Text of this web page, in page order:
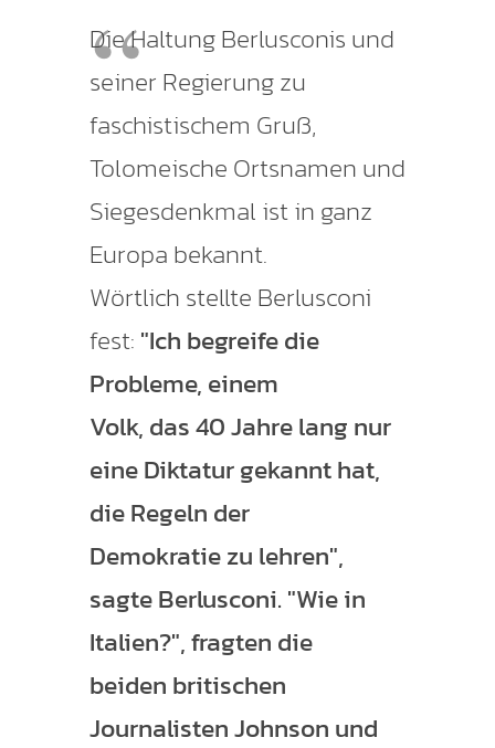
Die Haltung Berlusconis und
seiner Regierung zu
faschistischem Gruß,
Tolomeische Ortsnamen und
Siegesdenkmal ist in ganz
Europa bekannt.
Wörtlich stellte Berlusconi
fest: "Ich begreife die
Probleme, einem
Volk, das 40 Jahre lang nur
eine Diktatur gekannt hat,
die Regeln der
Demokratie zu lehren",
sagte Berlusconi. "Wie in
Italien?", fragten die
beiden britischen
Journalisten Johnson und